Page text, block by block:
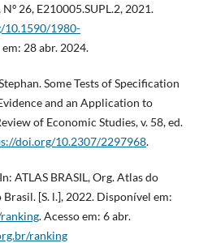
26, E210005.SUPL.2, 2021.
10.1590/1980-
28 abr. 2024.
Some Tests of Specification
and an Application to
of Economic Studies, v. 58, ed.
doi.org/10.2307/2297968.
ATLAS BRASIL, Org. Atlas do
[S. l.], 2022. Disponível em:
. Acesso em: 6 abr.
ranking